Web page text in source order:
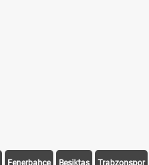
Fenerbahçe Beşiktaş Trabzonspor